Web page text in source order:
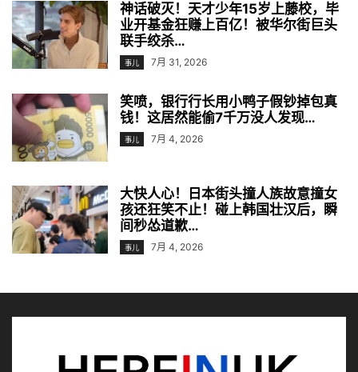
神话破灭！天才少年15岁上藤校，毕
业开基金狂赚上百亿！被华尔街巨头
联手绞杀…
事儿 7月 31, 2026
笑喷，银行行长用小鸭子假钞掉包真
钱！这居然能偷7千万没人发现…
事儿 7月 4, 2026
大快人心！日本街头撞人族故意撞女
孩还狂笑不止！碰上韩国壮汉后，瞬
间秒怂道歉…
事儿 7月 4, 2026